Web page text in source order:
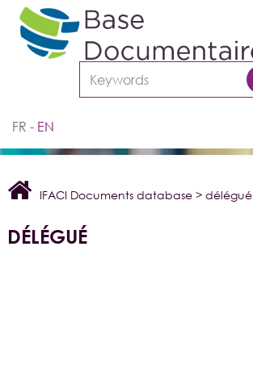
FR EN
IFACI Documents database > délégué
DÉLÉGUÉ
Cookies management panel